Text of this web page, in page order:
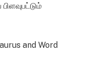
and Word